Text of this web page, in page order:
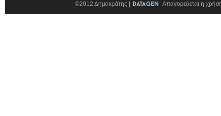
©2012 Δημοκράτης | Απαγορεύεται η